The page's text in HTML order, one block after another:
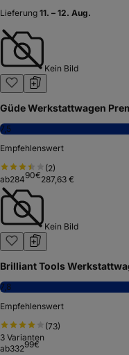
Lieferung 11. – 12. Aug.
Kein Bild
Güde Werkstattwagen
7,5
Empfehlenswert
(2)
ab28490€287,63 €
Kein Bild
Brilliant Tools
7,8
Empfehlenswert
(73)
3 Varianten
ab33299€